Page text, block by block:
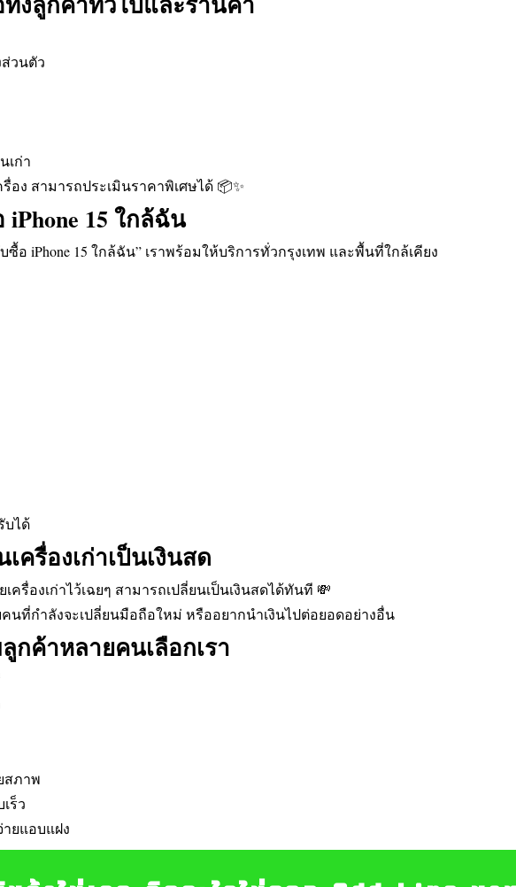
วนตัว
เก่า
อง สามารถประเมินราคาพิเศษได้ 📦✨
iPhone 15 ใกล้ฉัน
อ iPhone 15 ใกล้ฉัน” เราพร้อมให้บริการทั่วกรุงเทพ และพื้นที่ใกล้เคียง
บได้
ครื่องเก่าเป็นเงินสด
ครื่องเก่าไว้เฉยๆ สามารถเปลี่ยนเป็นเงินสดได้ทันที 💸
นที่กำลังจะเปลี่ยนมือถือใหม่ หรืออยากนำเงินไปต่อยอดอย่างอื่น
กค้าหลายคนเลือกเรา
สภาพ
ร็ว
ยแอบแฝง